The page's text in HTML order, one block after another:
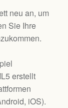
neu an, um
Sie Ihre
erstellt
iOS).